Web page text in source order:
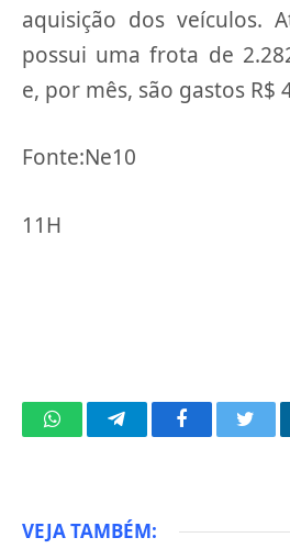
aquisição dos veículos.
possui uma frota de
e, por mês, são gastos R$
Fonte:Ne10
11H
WhatsAppTelegramFacebook
VEJA TAMBÉM: